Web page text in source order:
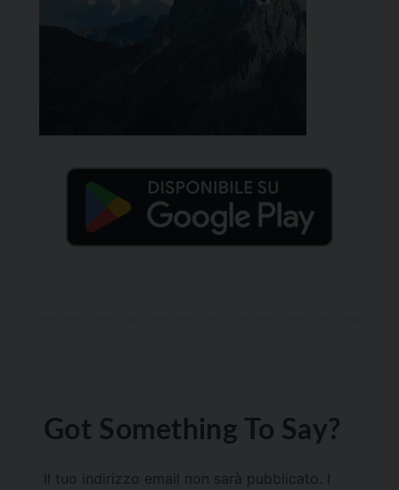
Got Something To Say?
Il tuo indirizzo email non sarà pubblicato.